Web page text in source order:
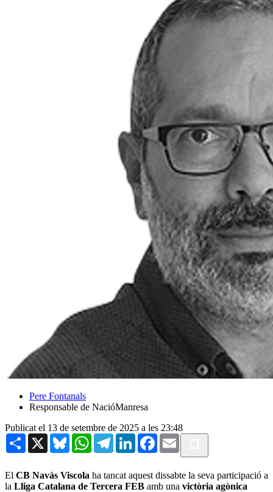
Pere Fontanals
Responsable de NacióManresa
Publicat el 13 de setembre de 2025 a les 23:48
Share X BlueskyWhatsAppTelegramLinkedInFacebook
Email
El CB Navàs Viscola ha tancat aquest dissabte la seva participació a
la Lliga Catalana de Tercera FEB amb una victòria agònica